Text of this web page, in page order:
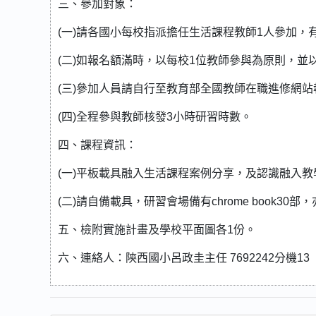
三、參加對象：
(一)請各國小每校指派擔任生活課程教師1人參加，
(二)如報名額滿時，以每校1位教師參與為原則，並
(三)參加人員請自行至教育部全國教師在職進修網
(四)全程參與教師核發3小時研習時數。
四、課程資訊：
(一)平板載具融入生活課程案例分享，及認識融入
(二)請自備載具，研習會場備有chrome book30部，
五、檢附實施計畫及學校平面圖各1份。
六、連絡人：陝西國小呂政圭主任 7692242分機13